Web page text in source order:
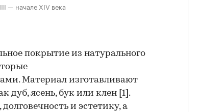
— начале XIV века
покрытие из натурального
Материал изготавливают
дуб, ясень, бук или клен [ 1 ].
и эстетику, а